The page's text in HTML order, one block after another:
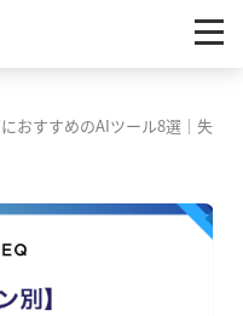
おすすめのAIツール8選｜失